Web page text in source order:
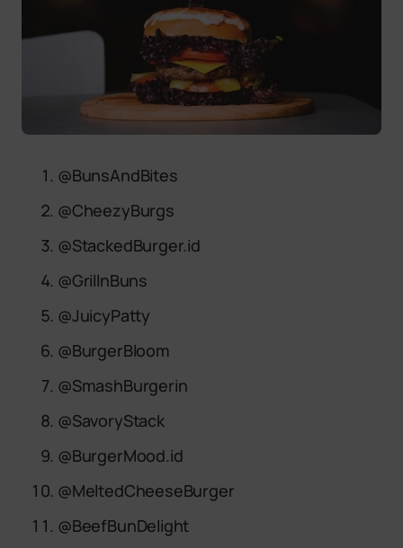
@BunsAndBites
@CheezyBurgs
@StackedBurger.id
@GrillnBuns
@JuicyPatty
@BurgerBloom
@SmashBurgerin
@SavoryStack
@BurgerMood.id
@MeltedCheeseBurger
@BeefBunDelight